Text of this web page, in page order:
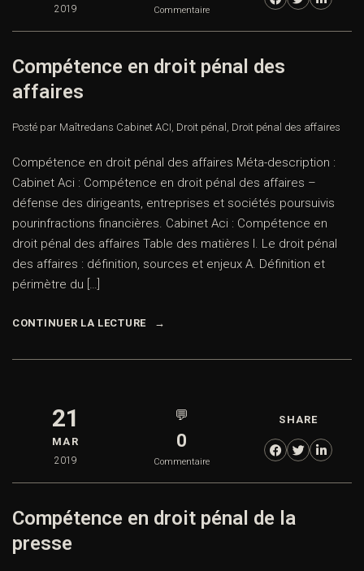
2019 Commentaire
Compétence en droit pénal des
affaires
Posté par Maîtredans Cabinet ACI, Droit pénal , Droit pénal des affaires
Compétence en droit pénal des affaires Méta-description :
Cabinet Aci : Compétence en droit pénal des affaires –
défense des dirigeants, entreprises et sociétés poursuivis
pourinfractions financières. Cabinet Aci : Compétence en
droit pénal des affaires Table des matières I. Le droit pénal
des affaires : définition, sources et enjeux A. Définition et
périmètre du […]
CONTINUER LA LECTURE
21
MAR
2019
💬
0
Commentaire
SHARE
Compétence en droit pénal de la
presse